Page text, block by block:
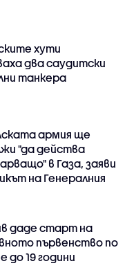
хути
два саудитски
танкера
армия ще
"да действа
в Газа, заяви
на Генералния
даде старт на
първенство по
до 19 години